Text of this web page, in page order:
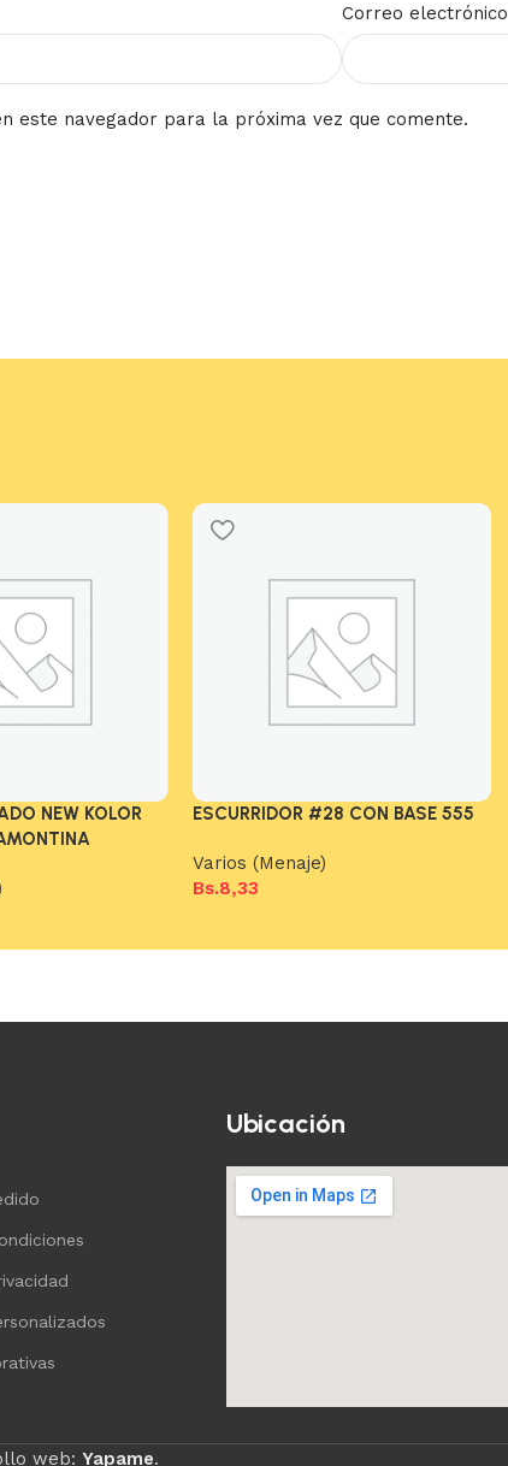
Correo electrónico
este navegador para la próxima vez que comente.
NEW KOLOR
ESCURRIDOR #28 CON BASE 555
Varios (Menaje)
Bs.8,33
Ubicación
web: Yapame.